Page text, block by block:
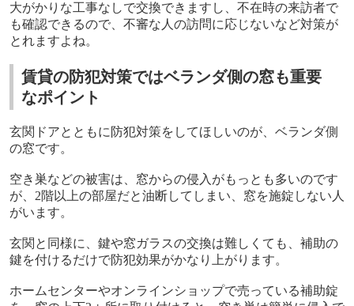
大がかりな工事なしで交換できますし、不在時の来訪者で
も確認できるので、不審な人の訪問に応じないなど対策が
とれますよね。
賃貸の防犯対策ではベランダ側の窓も重要
なポイント
玄関ドアとともに防犯対策をしてほしいのが、ベランダ側
の窓です。
空き巣などの被害は、窓からの侵入がもっとも多いのです
が、 2階以上の部屋だと油断してしまい、窓を施錠しない人
がいます。
玄関と同様に、鍵や窓ガラスの交換は難しくても、補助の
鍵を付けるだけで防犯効果がかなり上がります。
ホームセンターやオンラインショップで売っている補助錠